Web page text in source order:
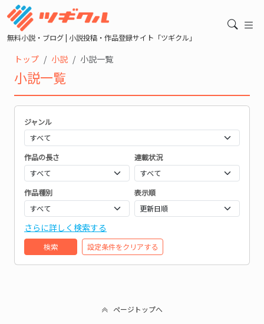
無料小説・ブログ | 小説投稿・作品登録サイト「ツギクル」
トップ 小説 小説一覧
小説一覧
ジャンル
作品の長さ 連載状況
作品種別 表示順
さらに詳しく検索する
検索 設定条件をクリアする
ページトップへ